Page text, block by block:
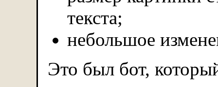
текста;
небольшое
Это был бот,